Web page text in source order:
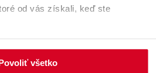
od vás získali, keď ste
všetko